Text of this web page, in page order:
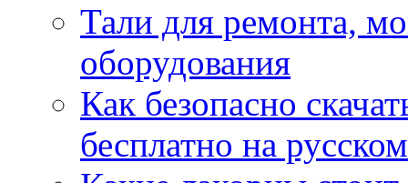
Тали для ремонта,
оборудования
Как безопасно
бесплатно на